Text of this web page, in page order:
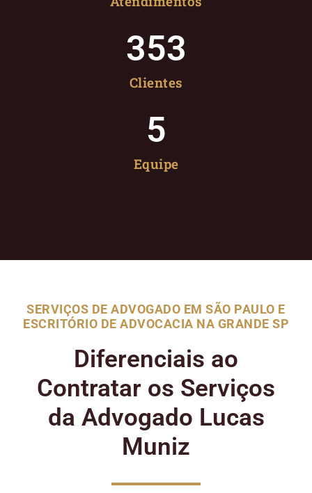
Clientes
353
Equipe
5
SERVIÇOS DE ADVOGADO EM SÃO PAULO E
ESCRITÓRIO DE ADVOCACIA NA GRANDE SP
Diferenciais ao
Contratar os Serviços
da Advogado Lucas
Muniz